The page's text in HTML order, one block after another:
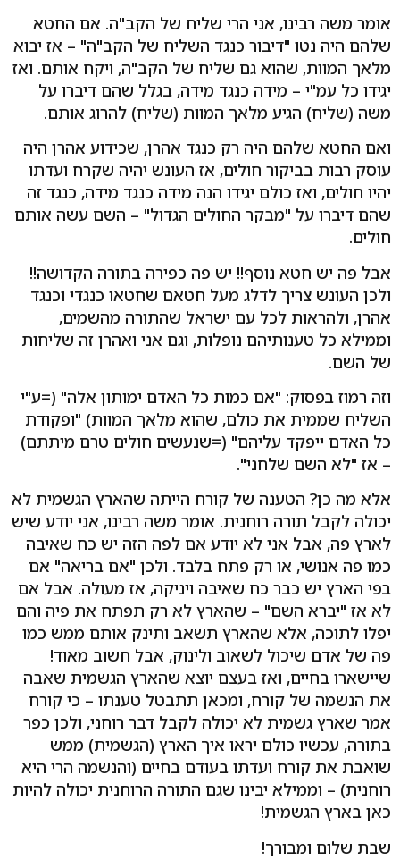
אומר משה רבינו, אני הרי שליח של הקב"ה. אם החטא
שלהם היה נטו "דיבור כנגד השליח של הקב"ה" – אז יבוא
מלאך המוות, שהוא גם שליח של הקב"ה, ויקח אותם. ואז
יגידו כל עמ"י – מידה כנגד מידה, בגלל שהם דיברו על
משה (שליח) הגיע מלאך המוות (שליח) להרוג אותם.
ואם החטא שלהם היה רק כנגד אהרן, שכידוע אהרן היה
עוסק רבות בביקור חולים, אז העונש יהיה שקרח ועדתו
יהיו חולים, ואז כולם יגידו הנה מידה כנגד מידה, כנגד זה
שהם דיברו על "מבקר החולים הגדול" – השם עשה אותם
חולים.
אבל פה יש חטא נוסף!! יש פה כפירה בתורה הקדושה!!
ולכן העונש צריך לדלג מעל חטאם שחטאו כנגדי וכנגד
אהרן, ולהראות לכל עם ישראל שהתורה מהשמים,
וממילא כל טענותיהם נופלות, וגם אני ואהרן זה שליחות
של השם.
וזה רמוז בפסוק: "אם כמות כל האדם ימותון אלה" (=ע"י
השליח שממית את כולם, שהוא מלאך המוות) "ופקודת
כל האדם ייפקד עליהם" (=שנעשים חולים טרם מיתתם)
– אז "לא השם שלחני".
אלא מה כן? הטענה של קורח הייתה שהארץ הגשמית לא
יכולה לקבל תורה רוחנית. אומר משה רבינו, אני יודע שיש
לארץ פה, אבל אני לא יודע אם לפה הזה יש כח שאיבה
כמו פה אנושי, או רק פתח בלבד. ולכן "אם בריאה" אם
בפי הארץ יש כבר כח שאיבה ויניקה, אז מעולה. אבל אם
לא אז "יברא השם" – שהארץ לא רק תפתח את פיה והם
יפלו לתוכה, אלא שהארץ תשאב ותינק אותם ממש כמו
פה של אדם שיכול לשאוב ולינוק, אבל חשוב מאוד!
שיישארו בחיים, ואז בעצם יוצא שהארץ הגשמית שאבה
את הנשמה של קורח, ומכאן תתבטל טענתו – כי קורח
אמר שארץ גשמית לא יכולה לקבל דבר רוחני, ולכן כפר
בתורה, עכשיו כולם יראו איך הארץ (הגשמית) ממש
שואבת את קורח ועדתו בעודם בחיים (והנשמה הרי היא
רוחנית) – וממילא יבינו שגם התורה הרוחנית יכולה להיות
כאן בארץ הגשמית!
שבת שלום ומבורך!